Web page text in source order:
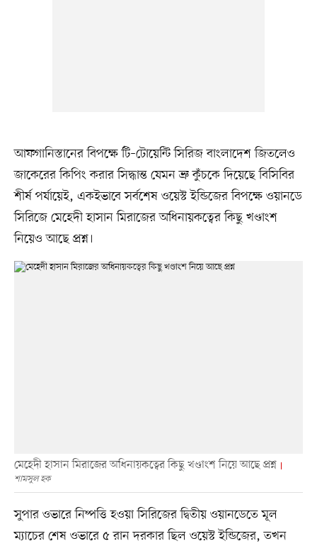
আফগানিস্তানের বিপক্ষে টি–টোয়েন্টি সিরিজ বাংলাদেশ জিতলেও
জাকেরের কিপিং করার সিদ্ধান্ত যেমন ভ্রু কুঁচকে দিয়েছে বিসিবির
শীর্ষ পর্যায়েই, একইভাবে সর্বশেষ ওয়েস্ট ইন্ডিজের বিপক্ষে ওয়ানডে
সিরিজে মেহেদী হাসান মিরাজের অধিনায়কত্বের কিছু খণ্ডাংশ
নিয়েও আছে প্রশ্ন।
মেহেদী হাসান মিরাজের অধিনায়কত্বের কিছু খণ্ডাংশ নিয়ে আছে প্রশ্ন
শামসুল হক
সুপার ওভারে নিষ্পত্তি হওয়া সিরিজের দ্বিতীয় ওয়ানডেতে মূল
ম্যাচের শেষ ওভারে ৫ রান দরকার ছিল ওয়েস্ট ইন্ডিজের, তখন